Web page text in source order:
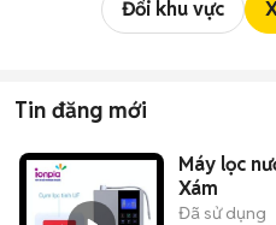
Đổi khu vực
Tin đăng mới
Máy lọc
Xám
Đã sử dụng